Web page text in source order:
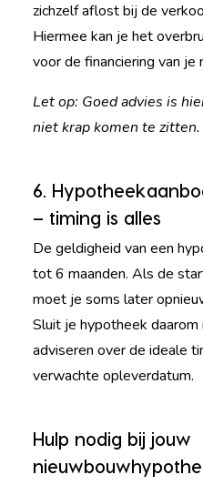
zichzelf aflost bij de
Hiermee kan je het
voor de financiering van je
Let op: Goed advies is
niet krap komen te zitten.
6.
– timing is alles
De geldigheid van een
tot 6 maanden. Als de
moet je soms later
Sluit je hypotheek
adviseren over de ideale
verwachte opleverdatum.
Hulp nodig bij jouw